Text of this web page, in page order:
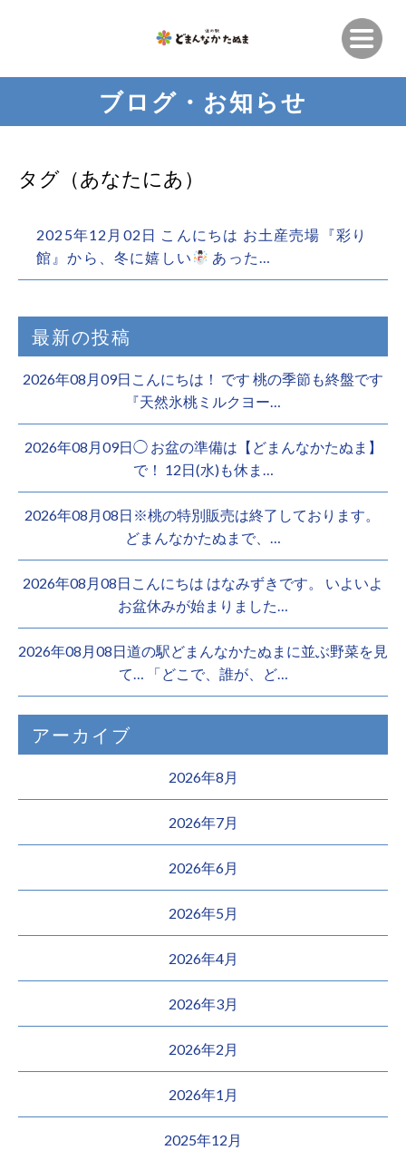
ブログ・お知らせ
タグ（あなたにあ）
2025年12月02日 こんにちは お土産売場『彩り
館』から、冬に嬉しい
あった…
最新の投稿
2026年08月09日こんにちは！ です 桃の季節も終盤です
『天然氷桃ミルクヨー…
2026年08月09日◯ お盆の準備は【どまんなかたぬま】
で！ 12日(水)も休ま…
2026年08月08日※桃の特別販売は終了しております。 ️
どまんなかたぬまで、…
2026年08月08日こんにちは はなみずきです。 いよいよ
お盆休みが始まりました…
2026年08月08日道の駅どまんなかたぬまに並ぶ野菜を見
て… 「どこで、誰が、ど…
アーカイブ
2026年8月
2026年7月
2026年6月
2026年5月
2026年4月
2026年3月
2026年2月
2026年1月
2025年12月